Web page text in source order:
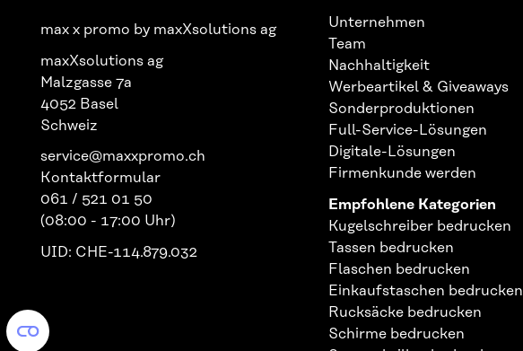
max x promo by maxXsolutions ag
maxXsolutions ag
Malzgasse 7a
4052 Basel
Schweiz
service@maxxpromo.ch
Kontaktformular
061 / 521 01 50
(08:00 - 17:00 Uhr)
UID: CHE-114.879.032
Unternehmen
Team
Nachhaltigkeit
Werbeartikel & Giveaways
Sonderproduktionen
Full-Service-Lösungen
Digitale-Lösungen
Firmenkunde werden
Empfohlene Kategorien
Kugelschreiber bedrucken
Tassen bedrucken
Flaschen bedrucken
Einkaufstaschen bedrucken
Rucksäcke bedrucken
Schirme bedrucken